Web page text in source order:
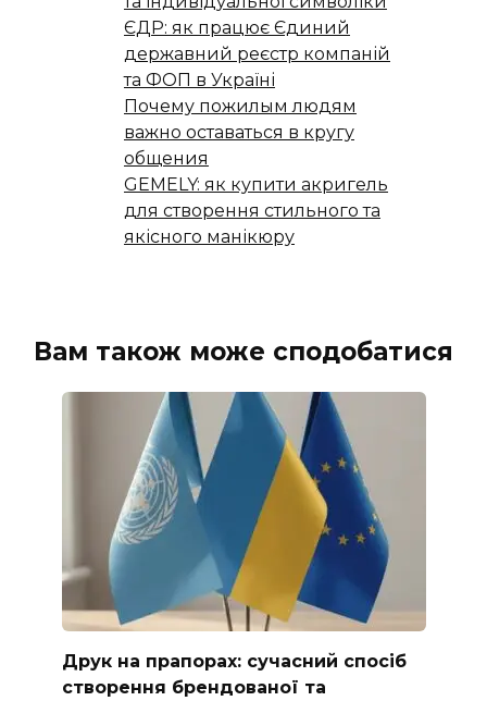
ЄДР: як працює Єдиний
державний реєстр компаній
та ФОП в Україні
Почему пожилым людям
важно оставаться в кругу
общения
GEMELY: як купити акригель
для створення стильного та
якісного манікюру
Вам також може сподобатися
Друк на прапорах: сучасний спосіб
створення брендованої та